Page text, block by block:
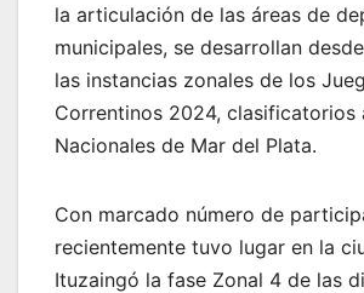
la articulación de las áreas de
municipales, se desarrollan
las instancias zonales de los
Correntinos 2024, clasificatorios
Nacionales de Mar del Plata.
Con marcado número de
recientemente tuvo lugar en la
Ituzaingó la fase Zonal 4 de las